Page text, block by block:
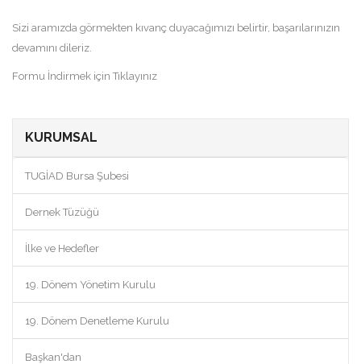
Sizi aramızda görmekten kıvanç duyacağımızı belirtir, başarılarınızın
devamını dileriz.
Formu İndirmek için Tıklayınız
KURUMSAL
TUGİAD Bursa Şubesi
Dernek Tüzüğü
İlke ve Hedefler
19. Dönem Yönetim Kurulu
19. Dönem Denetleme Kurulu
Başkan'dan